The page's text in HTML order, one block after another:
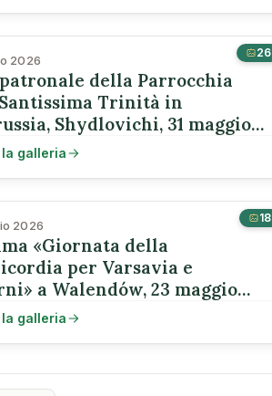
26
2026
patronale della Parrocchia
Trinità in
Shydlovichi, 31 maggio
galleria
18
2026
«Giornata della
per Varsavia e
a Walendów, 23 maggio
galleria